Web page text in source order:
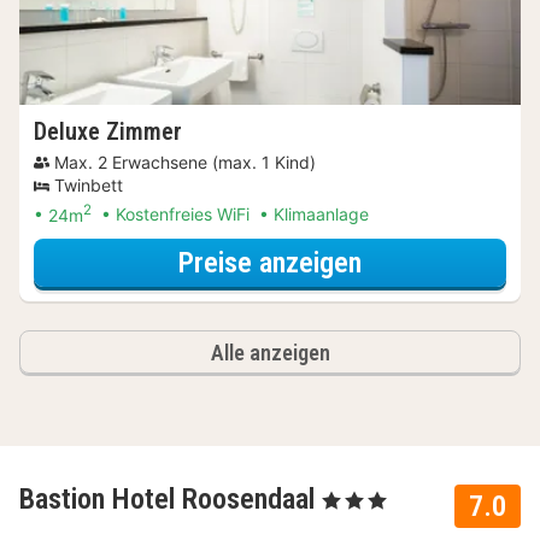
Deluxe Zimmer
Max. 2 Erwachsene (max. 1 Kind)
Twinbett
24m2 Kostenfreies WiFi Klimaanlage
Preise anzeigen
Alle anzeigen
7.0
Bastion Hotel Roosendaal , 3 Sterne